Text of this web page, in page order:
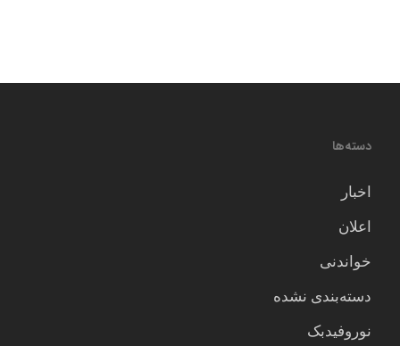
دسته‌ها
اخبار
اعلان
خواندنی
دسته‌بندی نشده
نوروفیدبک